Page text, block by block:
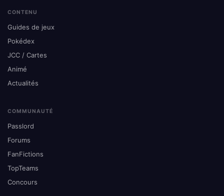
CONTENU
Guides de jeux
Pokédex
JCC / Cartes
Animé
Actualités
COMMUNAUTÉ
Passlord
Forums
FanFictions
TopTeams
Concours